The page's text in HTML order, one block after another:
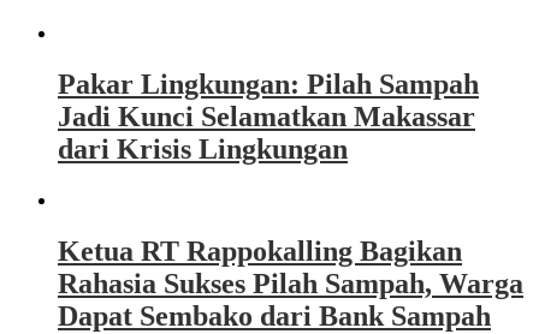
Pakar Lingkungan: Pilah Sampah
Jadi Kunci Selamatkan Makassar
dari Krisis Lingkungan
Ketua RT Rappokalling Bagikan
Rahasia Sukses Pilah Sampah, Warga
Dapat Sembako dari Bank Sampah